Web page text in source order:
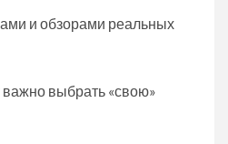
и обзорами реальных
выбрать «свою»